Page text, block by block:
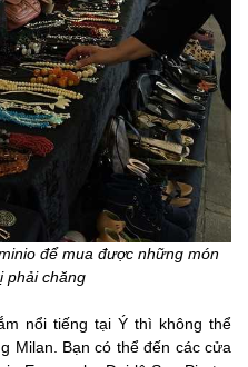
để mua được những món
phải chăng
nổi tiếng tại Ý thì không thể
Milan. Bạn có thể đến các cửa